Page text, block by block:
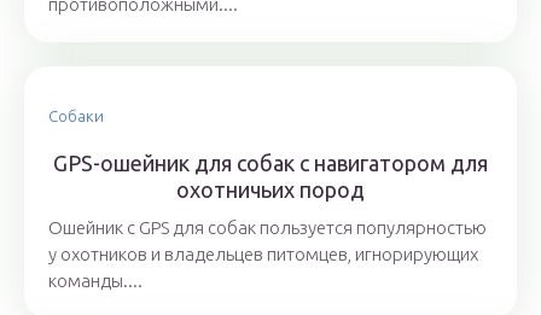
противоположными....
Собаки
GPS-ошейник для собак с навигатором для
охотничьих пород
Ошейник с GPS для собак пользуется популярностью
у охотников и владельцев питомцев, игнорирующих
команды....